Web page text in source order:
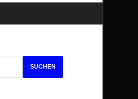
SUCHEN